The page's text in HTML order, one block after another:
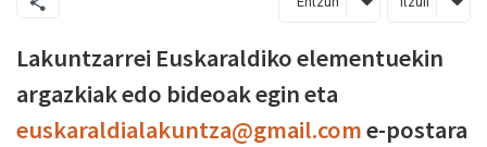
Lakuntzarrei Euskaraldiko elementuekin
argazkiak edo bideoak egin eta
euskaraldialakuntza@gmail.come-postara